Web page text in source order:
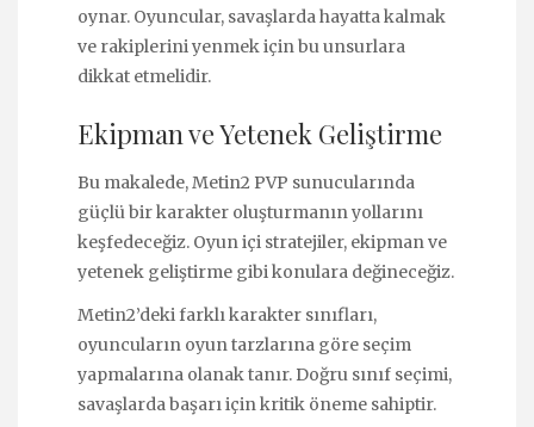
oynar. Oyuncular, savaşlarda hayatta kalmak
ve rakiplerini yenmek için bu unsurlara
dikkat etmelidir.
Ekipman ve Yetenek Geliştirme
Bu makalede, Metin2 PVP sunucularında
güçlü bir karakter oluşturmanın yollarını
keşfedeceğiz. Oyun içi stratejiler, ekipman ve
yetenek geliştirme gibi konulara değineceğiz.
Metin2’deki farklı karakter sınıfları,
oyuncuların oyun tarzlarına göre seçim
yapmalarına olanak tanır. Doğru sınıf seçimi,
savaşlarda başarı için kritik öneme sahiptir.